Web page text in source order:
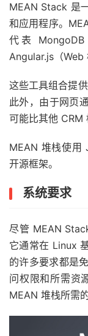
MEAN Stack 是
和应用程序。
代表 MongoDB
Angular.js（Web
这些工具组合提
此外，由于网页
可能比其他 CRM
MEAN 堆栈使用
开源框架。
系统要求
尽管 MEAN
它通常在 Linux
的许多要求都是
问权限和所需资
MEAN 堆栈所需